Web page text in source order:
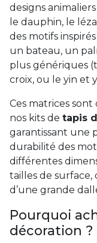
designs
le dauphin, le
des motifs
un bateau, un
plus génériques
croix, ou le yin et
Ces matrices
nos kits de tapis
garantissant une
durabilité des
différentes
tailles de surface,
d’une grande
Pourquoi
décoration ?